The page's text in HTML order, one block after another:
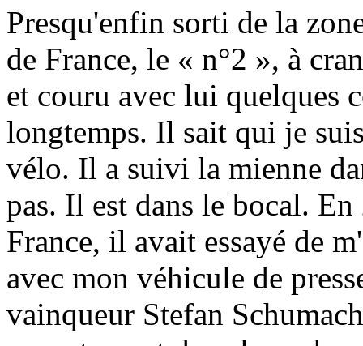
Presqu'enfin sorti de la
de France, le « n°2 », à
et couru avec lui quelques
longtemps. Il sait qui je
vélo. Il a suivi la mienne
pas. Il est dans le bocal.
France, il avait essayé de
avec mon véhicule de
vainqueur Stefan